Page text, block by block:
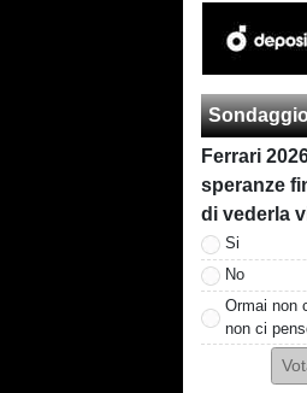
Ferrari
speranze
di vederla
Si
No
Ormai non
non ci